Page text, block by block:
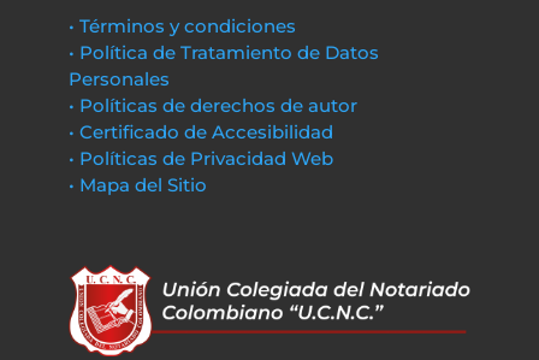
• Términos y condiciones
• Política de Tratamiento de Datos
Personales
• Políticas de derechos de autor
• Certificado de Accesibilidad
• Políticas de Privacidad Web
• Mapa del Sitio